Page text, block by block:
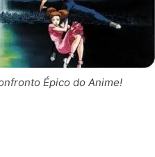
Épico do Anime!